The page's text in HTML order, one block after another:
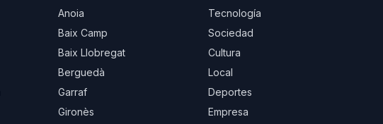
Anoia
Baix Camp
Baix Llobregat
Berguedà
Garraf
Gironès
Tecnología
Sociedad
Cultura
Local
Deportes
Empresa